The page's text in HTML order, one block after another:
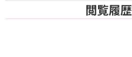
閲覧履歴